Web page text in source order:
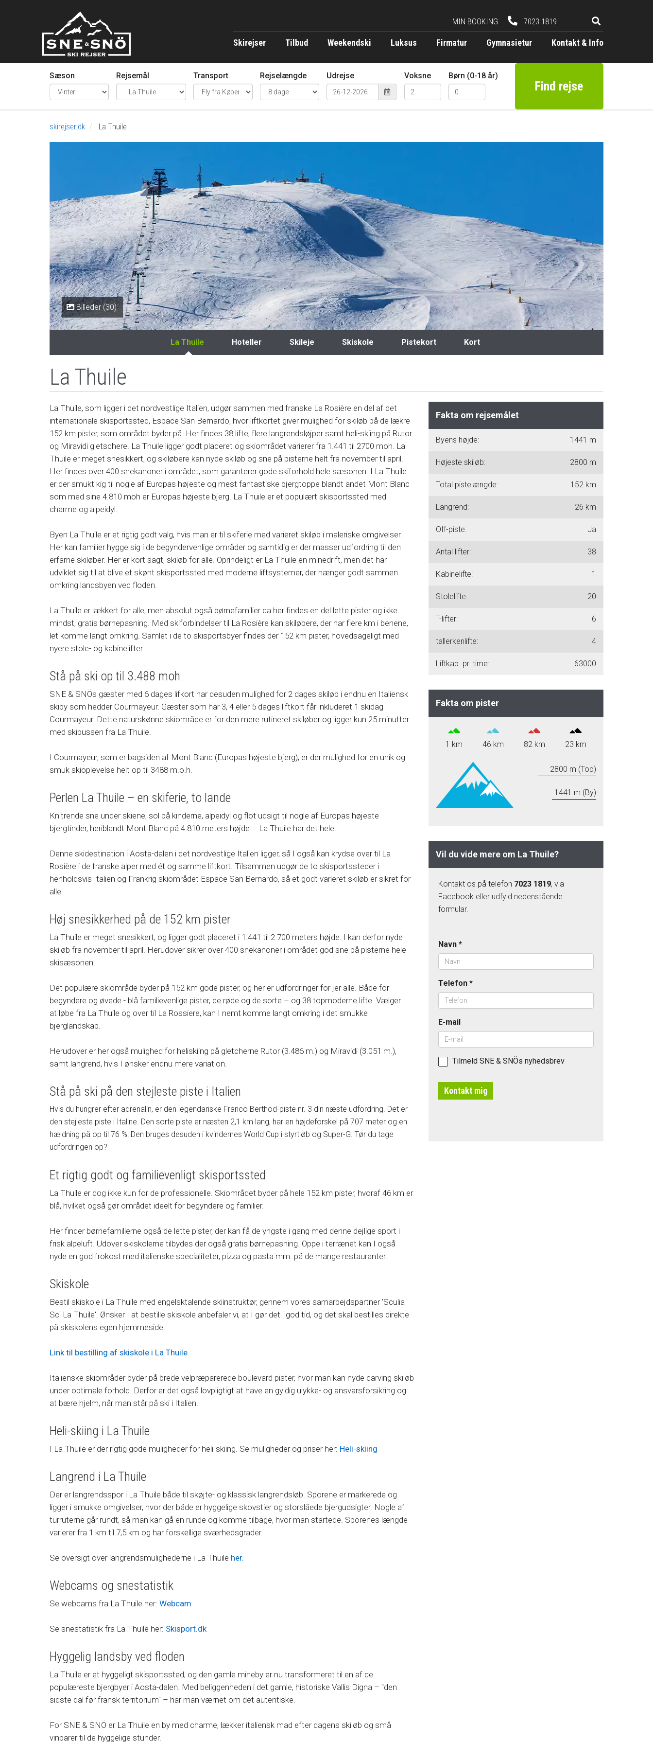
Skirejser Tilbud Weekendski Luksus Firmatur Gymnasietur Kontakt & Info
MIN BOOKING 7023 1819
Find rejse
Sæson Rejsemål Transport Rejselængde Udrejse Voksne Børn (0-18 år)
skirejser.dk La Thuile
Billeder (30)
La Thuile Hoteller Skileje Skiskole Pistekort Kort
La Thuile
La Thuile, som ligger i det nordvestlige Italien, udgør sammen med franske La Rosière en del af det
internationale skisportssted, Espace San Bernardo, hvor liftkortet giver mulighed for skiløb på de lækre
152 km pister, som området byder på. Her findes 38 lifte, flere langrendsløjper samt heli-skiing på Rutor
og Miravidi gletschere. La Thuile ligger godt placeret og skiområdet varierer fra 1.441 til 2700 moh. La
Thuile er meget snesikkert, og skiløbere kan nyde skiløb og sne på pisterne helt fra november til april.
Her findes over 400 snekanoner i området, som garanterer gode skiforhold hele sæsonen. I La Thuile
er der smukt kig til nogle af Europas højeste og mest fantastiske bjergtoppe blandt andet Mont Blanc
som med sine 4.810 moh er Europas højeste bjerg. La Thuile er et populært skisportssted med
charme og alpeidyl.
Byen La Thuile er et rigtig godt valg, hvis man er til skiferie med varieret skiløb i maleriske omgivelser.
Her kan familier hygge sig i de begyndervenlige områder og samtidig er der masser udfordring til den
erfarne skiløber. Her er kort sagt, skiløb for alle. Oprindeligt er La Thuile en minedrift, men det har
udviklet sig til at blive et skønt skisportssted med moderne liftsystemer, der hænger godt sammen
omkring landsbyen ved floden.
La Thuile er lækkert for alle, men absolut også børnefamilier da her findes en del lette pister og ikke
mindst, gratis børnepasning. Med skiforbindelser til La Rosière kan skiløbere, der har flere km i benene,
let komme langt omkring. Samlet i de to skisportsbyer findes der 152 km pister, hovedsageligt med
nyere stole- og kabinelifter.
Stå på ski op til 3.488 moh
SNE & SNÖs gæster med 6 dages lifkort har desuden mulighed for 2 dages skiløb i endnu en Italiensk
skiby som hedder Courmayeur. Gæster som har 3, 4 eller 5 dages liftkort får inkluderet 1 skidag i
Courmayeur. Dette naturskønne skiområde er for den mere rutineret skiløber og ligger kun 25 minutter
med skibussen fra La Thuile.
I Courmayeur, som er bagsiden af Mont Blanc (Europas højeste bjerg), er der mulighed for en unik og
smuk skioplevelse helt op til 3488 m.o.h.
Perlen La Thuile – en skiferie, to lande
Knitrende sne under skiene, sol på kinderne, alpeidyl og flot udsigt til nogle af Europas højeste
bjergtinder, heriblandt Mont Blanc på 4.810 meters højde – La Thuile har det hele.
Denne skidestination i Aosta-dalen i det nordvestlige Italien ligger, så I også kan krydse over til La
Rosière i de franske alper med ét og samme liftkort. Tilsammen udgør de to skisportssteder i
henholdsvis Italien og Frankrig skiområdet Espace San Bernardo, så et godt varieret skiløb er sikret for
alle.
Høj snesikkerhed på de 152 km pister
La Thuile er meget snesikkert, og ligger godt placeret i 1.441 til 2.700 meters højde. I kan derfor nyde
skiløb fra november til april. Herudover sikrer over 400 snekanoner i området god sne på pisterne hele
skisæsonen.
Det populære skiområde byder på 152 km gode pister, og her er udfordringer for jer alle. Både for
begyndere og øvede - blå familievenlige pister, de røde og de sorte – og 38 topmoderne lifte. Vælger I
at løbe fra La Thuile og over til La Rossiere, kan I nemt komme langt omkring i det smukke
bjerglandskab.
Herudover er her også mulighed for heliskiing på gletcherne Rutor (3.486 m.) og Miravidi (3.051 m.),
samt langrend, hvis I ønsker endnu mere variation.
Stå på ski på den stejleste piste i Italien
Hvis du hungrer efter adrenalin, er den legendariske Franco Berthod-piste nr. 3 din næste udfordring. Det er
den stejleste piste i Italine. Den sorte piste er næsten 2,1 km lang, har en højdeforskel på 707 meter og en
hældning på op til 76 %! Den bruges desuden i kvindernes World Cup i styrtløb og Super-G. Tør du tage
udfordringen op?
Et rigtig godt og familievenligt skisportssted
La Thuile er dog ikke kun for de professionelle. Skiområdet byder på hele 152 km pister, hvoraf 46 km er
blå, hvilket også gør området ideelt for begyndere og familier.
Her finder børnefamilierne også de lette pister, der kan få de yngste i gang med denne dejlige sport i
frisk alpeluft. Udover skiskolerne tilbydes der også gratis børnepasning. Oppe i terrænet kan I også
nyde en god frokost med italienske specialiteter, pizza og pasta mm. på de mange restauranter.
Skiskole
Bestil skiskole i La Thuile med engelsktalende skiinstruktør, gennem vores samarbejdspartner ’Sculia
Sci La Thuile'. Ønsker I at bestille skiskole anbefaler vi, at I gør det i god tid, og det skal bestilles direkte
på skiskolens egen hjemmeside.
Link til bestilling af skiskole i La Thuile
Italienske skiområder byder på brede velpræparerede boulevard pister, hvor man kan nyde carving skiløb
under optimale forhold. Derfor er det også lovpligtigt at have en gyldig ulykke- og ansvarsforsikring og
at bære hjelm, når man står på ski i Italien.
Heli-skiing i La Thuile
I La Thuile er der rigtig gode muligheder for heli-skiing. Se muligheder og priser her: Heli-skiing
Langrend i La Thuile
Der er langrendsspor i La Thuile både til skøjte- og klassisk langrendsløb. Sporene er markerede og
ligger i smukke omgivelser, hvor der både er hyggelige skovstier og storslåede bjergudsigter. Nogle af
turruterne går rundt, så man kan gå en runde og komme tilbage, hvor man startede. Sporenes længde
varierer fra 1 km til 7,5 km og har forskellige sværhedsgrader.
Se oversigt over langrendsmulighederne i La Thuile her.
Webcams og snestatistik
Se webcams fra La Thuile her: Webcam
Se snestatistik fra La Thuile her: Skisport.dk
Hyggelig landsby ved floden
La Thuile er et hyggeligt skisportssted, og den gamle mineby er nu transformeret til en af de
populæreste bjergbyer i Aosta-dalen. Med beliggenheden i det gamle, historiske Vallis Digna – "den
sidste dal før fransk territorium" – har man værnet om det autentiske.
For SNE & SNÖ er La Thuile en by med charme, lækker italiensk mad efter dagens skiløb og små
vinbarer til de hyggelige stunder.
Fakta om rejsemålet
Byens højde: 1441 m
Højeste skiløb: 2800 m
Total pistelængde: 152 km
Langrend: 26 km
Off-piste: Ja
Antal lifter: 38
Kabinelifte: 1
Stolelifte: 20
T-lifter: 6
tallerkenlifte: 4
Liftkap. pr. time: 63000
Fakta om pister
1 km 46 km 82 km 23 km
2800 m (Top)
1441 m (By)
Vil du vide mere om La Thuile?
Kontakt os på telefon 7023 1819, via
Facebook eller udfyld nedenstående
formular.
Navn *
Telefon *
E-mail
Tilmeld SNE & SNÖs nyhedsbrev